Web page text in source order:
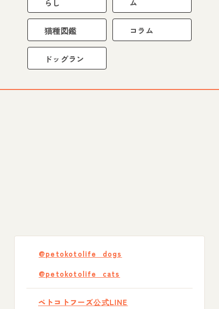
らし ム
猫種図鑑 コラム
ドッグラン
@petokotolife_dogs
@petokotolife_cats
ペトコトフーズ公式LINE